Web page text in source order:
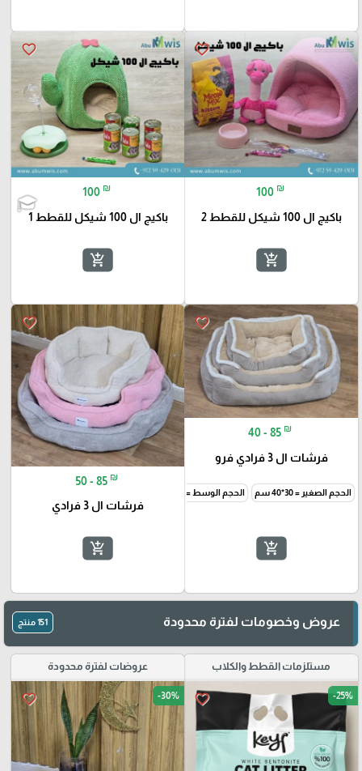
favorite_border
100 ₪
باكيج ال 100 شيكل للقطط 2
add_shopping_cart
favorite_border
100 ₪
باكيج ال 100 شيكل للقطط 1
add_shopping_cart
favorite_border
40 - 85 ₪
فرشات ال 3 فرادي فرو
الحجم الصغير = 30*40 سم الحجم الوسط = 40*46 سم
add_shopping_cart
favorite_border
50 - 85 ₪
فرشات ال 3 فرادي
add_shopping_cart
عروض وخصومات لفترة محدودة 151 منتج
مستلزمات القطط والكلاب
favorite_border -25%
عروضات لفترة محدودة
favorite_border -30%